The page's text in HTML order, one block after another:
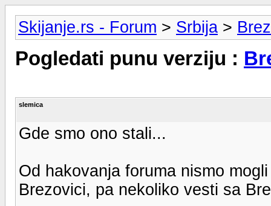
Skijanje.rs - Forum > Srbija >
Pogledati punu verziju :
slemica
Gde smo ono stali...
Od hakovanja foruma nismo
Brezovici, pa nekoliko vesti sa